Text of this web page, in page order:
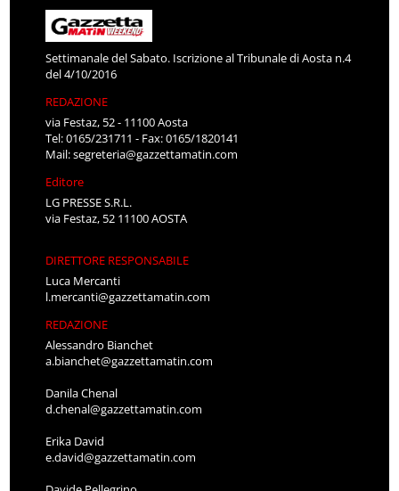
Settimanale del Sabato. Iscrizione al Tribunale di Aosta n.4
del 4/10/2016
REDAZIONE
via Festaz, 52 - 11100 Aosta
Tel: 0165/231711 - Fax: 0165/1820141
Mail:segreteria@gazzettamatin.com
Editore
LG PRESSE S.R.L.
via Festaz, 52 11100 AOSTA
DIRETTORE RESPONSABILE
Luca Mercanti
l.mercanti@gazzettamatin.com
REDAZIONE
Alessandro Bianchet
a.bianchet@gazzettamatin.com
Danila Chenal
d.chenal@gazzettamatin.com
Erika David
e.david@gazzettamatin.com